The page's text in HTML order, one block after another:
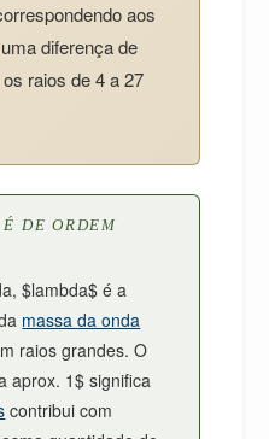
aos
diferença de
raios de 4 a 27
DE ORDEM
$lambda$ é a
massa da onda
raios grandes. O
aprox. 1$ significa
contribui com